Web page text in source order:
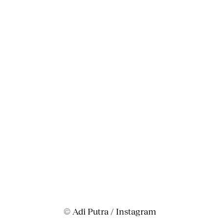
© Adi Putra / Instagram